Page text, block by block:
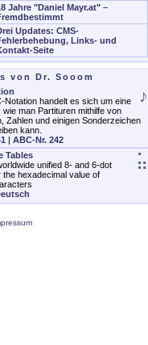
Jahre "Daniel Mayr.at" –
Updates: CMS-
Links- und
Seite
von Dr. Sooom
♪
Notation handelt es sich um eine
wie man Partituren mithilfe von
Zahlen und einigen Sonderzeichen
kann.
| ABC-Nr. 242
⣥
Tables
unified 8- and 6-dot
the hexadecimal value of